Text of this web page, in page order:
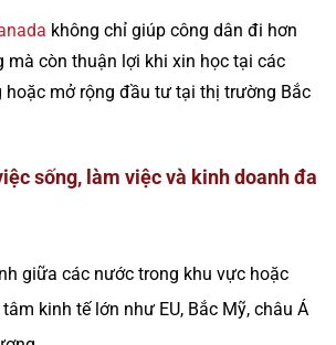
không chỉ giúp công dân đi hơn
mà còn thuận lợi khi xin học tại các
hoặc mở rộng đầu tư tại thị trường Bắc
sống, làm việc và kinh doanh đa
giữa các nước trong khu vực hoặc
kinh tế lớn như EU, Bắc Mỹ, châu Á